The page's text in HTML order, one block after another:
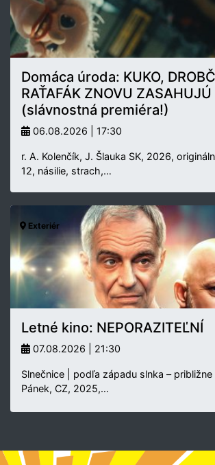
Domáca úroda: KUKO,
RAŤAFÁK ZNOVU ZASAHUJÚ
(slávnostná premiéra!)
06.08.2026 | 17:30
r. A. Kolenčík, J. Šlauka SK, 2026,
12, násilie, strach,…
Exteriér
Letné kino: NEPORAZITEĽNÍ
07.08.2026 | 21:30
Slnečnice | podľa západu slnka – približne
Pánek, CZ, 2025,…